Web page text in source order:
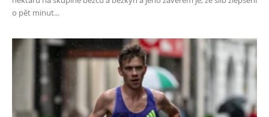
o pět minut...